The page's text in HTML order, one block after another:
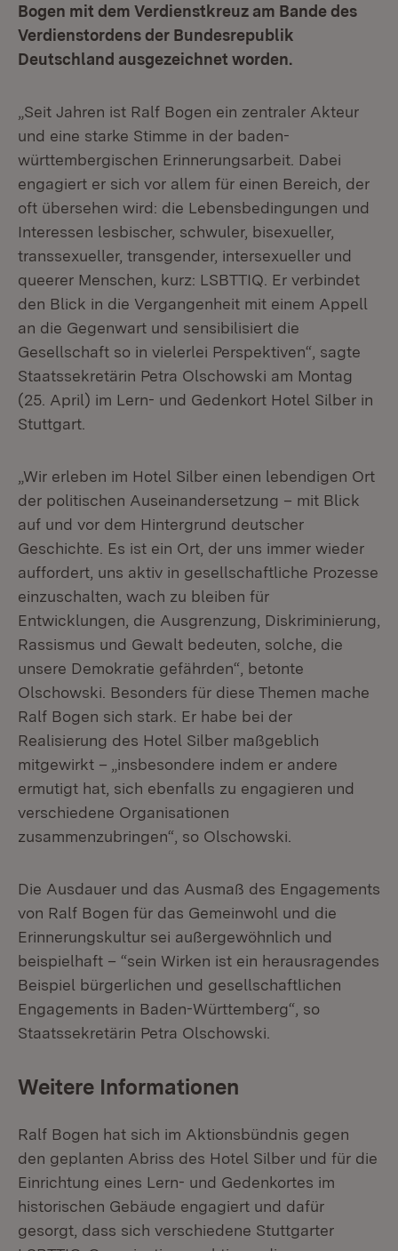
Bogen mit dem Verdienstkreuz am Bande des
Verdienstordens der Bundesrepublik
Deutschland ausgezeichnet worden.
„Seit Jahren ist Ralf Bogen ein zentraler Akteur
und eine starke Stimme in der baden-
württembergischen Erinnerungsarbeit. Dabei
engagiert er sich vor allem für einen Bereich, der
oft übersehen wird: die Lebensbedingungen und
Interessen lesbischer, schwuler, bisexueller,
transsexueller, transgender, intersexueller und
queerer Menschen, kurz: LSBTTIQ. Er verbindet
den Blick in die Vergangenheit mit einem Appell
an die Gegenwart und sensibilisiert die
Gesellschaft so in vielerlei Perspektiven“, sagte
Staatssekretärin Petra Olschowski am Montag
(25. April) im Lern- und Gedenkort Hotel Silber in
Stuttgart.
„Wir erleben im Hotel Silber einen lebendigen Ort
der politischen Auseinandersetzung – mit Blick
auf und vor dem Hintergrund deutscher
Geschichte. Es ist ein Ort, der uns immer wieder
auffordert, uns aktiv in gesellschaftliche Prozesse
einzuschalten, wach zu bleiben für
Entwicklungen, die Ausgrenzung, Diskriminierung,
Rassismus und Gewalt bedeuten, solche, die
unsere Demokratie gefährden“, betonte
Olschowski. Besonders für diese Themen mache
Ralf Bogen sich stark. Er habe bei der
Realisierung des Hotel Silber maßgeblich
mitgewirkt – „insbesondere indem er andere
ermutigt hat, sich ebenfalls zu engagieren und
verschiedene Organisationen
zusammenzubringen“, so Olschowski.
Die Ausdauer und das Ausmaß des Engagements
von Ralf Bogen für das Gemeinwohl und die
Erinnerungskultur sei außergewöhnlich und
beispielhaft – “sein Wirken ist ein herausragendes
Beispiel bürgerlichen und gesellschaftlichen
Engagements in Baden-Württemberg“, so
Staatssekretärin Petra Olschowski.
Weitere Informationen
Ralf Bogen hat sich im Aktionsbündnis gegen
den geplanten Abriss des Hotel Silber und für die
Einrichtung eines Lern- und Gedenkortes im
historischen Gebäude engagiert und dafür
gesorgt, dass sich verschiedene Stuttgarter